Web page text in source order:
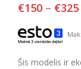
€150 – €325
Šis modelis ir